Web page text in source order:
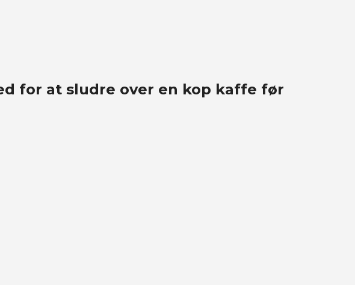
for at sludre over en kop kaffe før